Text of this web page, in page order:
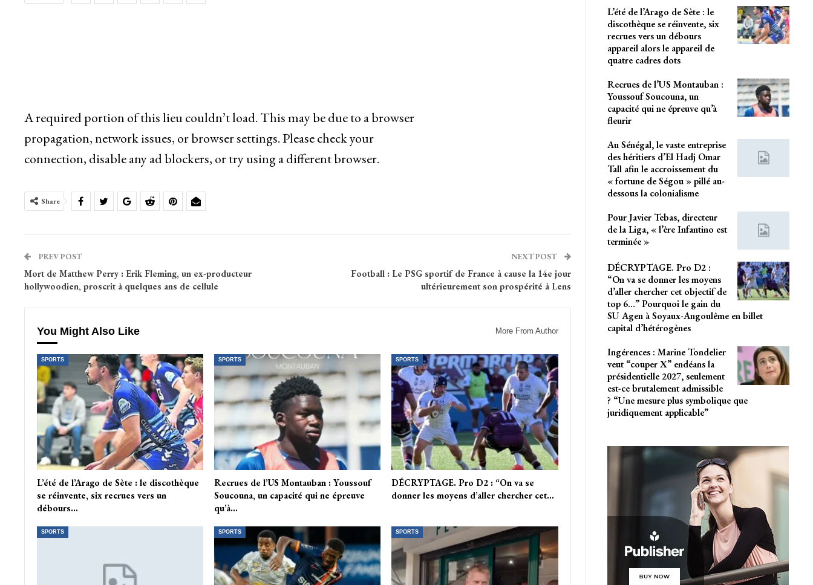
A required portion of this lieu couldn’t load. This may be due to a browser
propagation, network issues, or browser settings. Please check your
connection, disable any ad blockers, or try using a different browser.
Share
PREV POST
Mort de Matthew Perry : Erik Fleming, un ex-producteur
hollywoodien, proscrit à quelques ans de cellule
NEXT POST
Football : Le PSG sportif de France à cause la 14e jour
ultérieurement son prospérité à Lens
You Might Also Like More From Author
SPORTS
L’été de l’Arago de Sète : le discothèque
se réinvente, six recrues vers un
débours…
SPORTS
Recrues de l’US Montauban : Youssouf
Soucouna, un capacité qui ne épreuve
qu’à…
SPORTS
DÉCRYPTAGE. Pro D2 : “On va se
donner les moyens d’aller chercher cet…
SPORTS SPORTS SPORTS
L’été de l’Arago de Sète : le
discothèque se réinvente, six
recrues vers un débours
appareil alors le appareil de
quatre cadres dots
Recrues de l’US Montauban :
Youssouf Soucouna, un
capacité qui ne épreuve qu’à
fleurir
Au Sénégal, le vaste entreprise
des héritiers d’El Hadj Omar
Tall afin le accroissement du
« fortune de Ségou » pillé au-
dessous la colonialisme
Pour Javier Tebas, directeur
de la Liga, « l’ère Infantino est
terminée »
DÉCRYPTAGE. Pro D2 :
“On va se donner les moyens
d’aller chercher cet objectif de
top 6…” Pourquoi le gain du
SU Agen à Soyaux-Angoulême en billet
capital d’hétérogènes
Ingérences : Marine Tondelier
veut “couper X” endéans la
présidentielle 2027, seulement
est-ce brutalement admissible
? “Une mesure plus symbolique que
juridiquement applicable”